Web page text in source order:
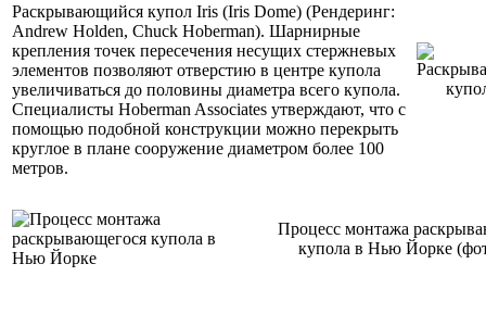
Раскрывающийся купол Iris (Iris Dome) (Рендеринг:
Andrew Holden, Chuck Hoberman). Шарнирные
крепления точек пересечения несущих стержневых
элементов позволяют отверстию в центре купола
увеличиваться до половины диаметра всего купола.
Специалисты Hoberman Associates утверждают, что с
помощью подобной конструкции можно перекрыть
круглое в плане сооружение диаметром более 100
метров.
Процесс монтажа
купола в Нью Йорке